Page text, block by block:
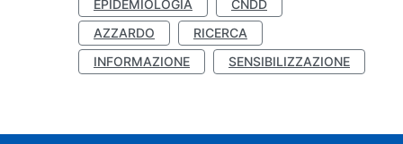
EPIDEMIOLOGIA
CNDD
AZZARDO
RICERCA
INFORMAZIONE
SENSIBILIZZAZIONE